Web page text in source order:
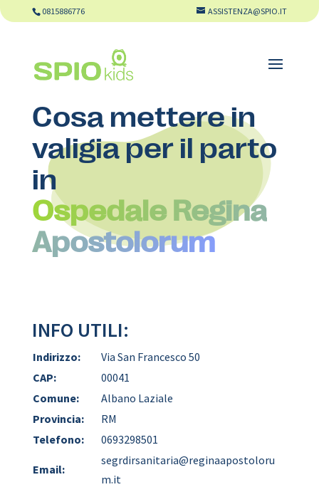
0815886776 ASSISTENZA@SPIO.IT
Cosa mettere in
valigia per il parto
in
Ospedale Regina
Apostolorum
INFO UTILI:
Indirizzo:
Via San Francesco 50
CAP:
00041
Comune:
Albano Laziale
Provincia:
RM
Telefono:
0693298501
Email:
segrdirsanitaria@reginaapostoloru
m.it